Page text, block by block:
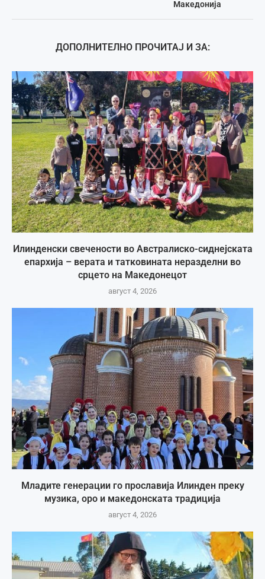
Македонија
ДОПОЛНИТЕЛНО ПРОЧИТАЈ И ЗА:
Илинденски свечености во Австралиско-сиднејската
епархија – верата и татковината неразделни во
срцето на Македонецот
август 4, 2026
Младите генерации го прославија Илинден преку
музика, оро и македонската традиција
август 4, 2026